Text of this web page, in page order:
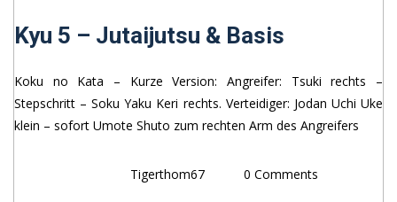
Kyu 5 – Jutaijutsu & Basis
Koku no Kata – Kurze Version: Angreifer: Tsuki rechts –
Stepschritt – Soku Yaku Keri rechts. Verteidiger: Jodan Uchi Uke
klein – sofort Umote Shuto zum rechten Arm des Angreifers
Tigerthom67 0 Comments